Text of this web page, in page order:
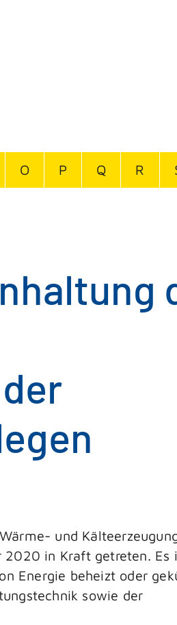
O P Q R
und
2020 in Kraft getreten. Es
Energie beheizt oder
sowie der